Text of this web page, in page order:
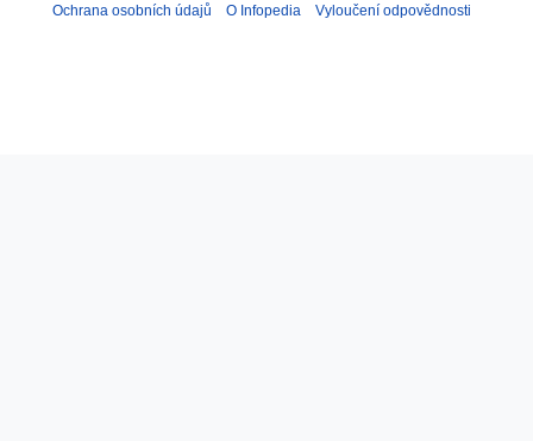
Ochrana osobních údajů O Infopedia Vyloučení odpovědnosti